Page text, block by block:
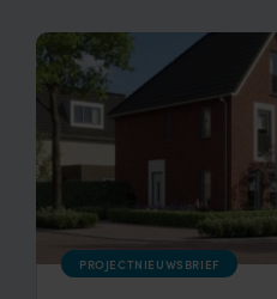
PROJECTNIEUWSBRIEF